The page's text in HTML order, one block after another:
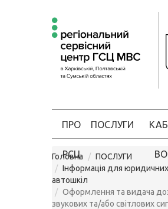
ПРО
РСЦ
ПОСЛУГИ
Головна
ПОСЛУГИ
Інформація для юридичних
автошкіл
Оформлення та видача
звукових та/або світлових